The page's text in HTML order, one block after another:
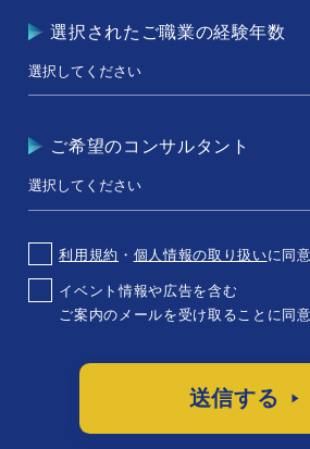
選択されたご職業の経験年数
ご希望のコンサルタント
利用規約 ・ 個人情報の取り扱いに同
イベント情報や広告を含む
ご案内のメールを受け取ることに同
送信する